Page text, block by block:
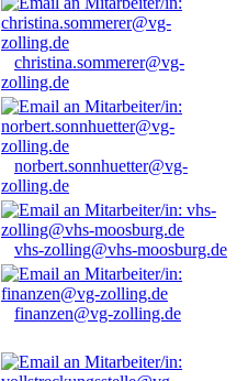
christina.sommerer@vg-
zolling.de
norbert.sonnhuetter@vg-
zolling.de
vhs-zolling@vhs-moosburg.de
finanzen@vg-zolling.de